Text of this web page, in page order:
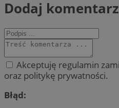
Dodaj komentarz
Akceptuję regulamin
oraz politykę prywatności.
Błąd: